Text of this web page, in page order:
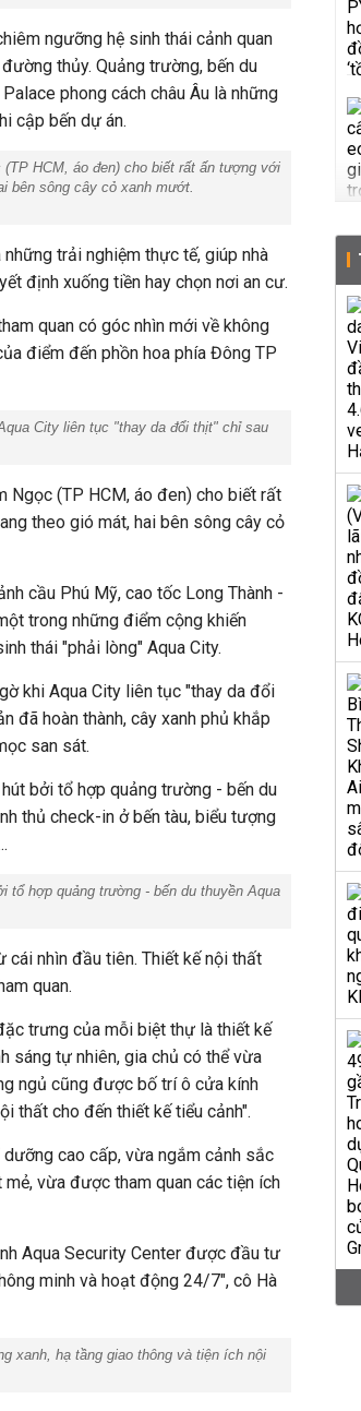
ngưỡng hệ sinh thái cảnh quan
thủy. Quảng trường, bến du
phong cách châu Âu là những
cập bến dự án.
HCM, áo đen) cho biết rất ấn tượng với
bên sông cây cỏ xanh mướt.
trải nghiệm thực tế, giúp nhà
định xuống tiền hay chọn nơi an cư.
quan có góc nhìn mới về không
điểm đến phồn hoa phía Đông TP
City liên tục "thay da đổi thịt" chỉ sau
Ngọc (TP HCM, áo đen) cho biết rất
theo gió mát, hai bên sông cây cỏ
cầu Phú Mỹ, cao tốc Long Thành -
trong những điểm cộng khiến
thái "phải lòng" Aqua City.
khi Aqua City liên tục "thay da đổi
đã hoàn thành, cây xanh phủ khắp
san sát.
bởi tổ hợp quảng trường - bến du
thủ check-in ở bến tàu, biểu tượng
tổ hợp quảng trường - bến du thuyền Aqua
cái nhìn đầu tiên. Thiết kế nội thất
quan.
trưng của mỗi biệt thự là thiết kế
sáng tự nhiên, gia chủ có thể vừa
ngủ cũng được bố trí ô cửa kính
thất cho đến thiết kế tiểu cảnh".
cao cấp, vừa ngắm cảnh sắc
vừa được tham quan các tiện ích
Aqua Security Center được đầu tư
minh và hoạt động 24/7", cô Hà
xanh, hạ tầng giao thông và tiện ích nội